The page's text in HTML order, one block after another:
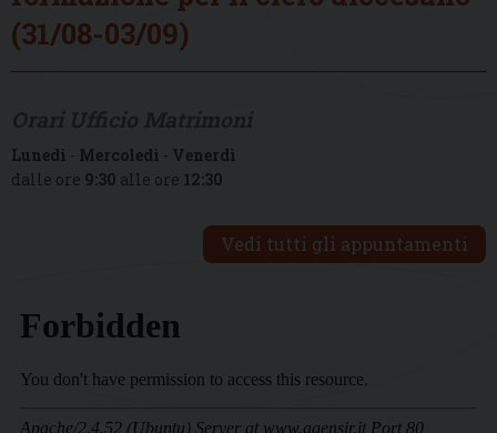
(31/08-03/09)
Lunedì - Mercoledì - Venerdì
dalle ore 9:30 alle ore 12:30
Vedi tutti gli appuntamenti